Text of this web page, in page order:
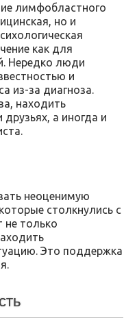
лимфобластного
но и
как для
Нередко люди
и
из-за диагноза.
находить
а иногда и
неоценимую
столкнулись с
не только
Это поддержка